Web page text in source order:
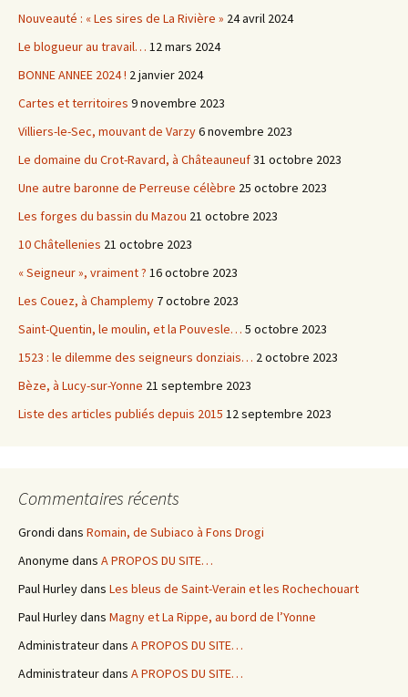
Nouveauté : « Les sires de La Rivière » 24 avril 2024
Le blogueur au travail… 12 mars 2024
BONNE ANNEE 2024 ! 2 janvier 2024
Cartes et territoires 9 novembre 2023
Villiers-le-Sec, mouvant de Varzy6 novembre 2023
Le domaine du Crot-Ravard, à Châteauneuf31 octobre 2023
Une autre baronne de Perreuse célèbre 25 octobre 2023
Les forges du bassin du Mazou 21 octobre 2023
10 Châtellenies 21 octobre 2023
« Seigneur », vraiment ? 16 octobre 2023
Les Couez, à Champlemy 7 octobre 2023
Saint-Quentin, le moulin, et la Pouvesle… 5 octobre 2023
1523 : le dilemme des seigneurs donziais… 2 octobre 2023
Bèze, à Lucy-sur-Yonne 21 septembre 2023
Liste des articles publiés depuis 2015 12 septembre 2023
Commentaires récents
Grondi dans Romain, de Subiaco à Fons Drogi
Anonyme dans A PROPOS DU SITE…
Paul Hurleydans Les bleus de Saint-Verain et les Rochechouart
Paul Hurleydans Magny et La Rippe, au bord de l’Yonne
Administrateurdans A PROPOS DU SITE…
Administrateurdans A PROPOS DU SITE…